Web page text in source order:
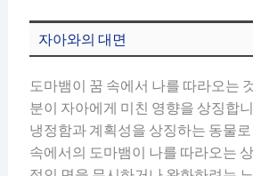
자아와의 대면
도마뱀이 꿈 속에서 나를 따라오는
분이 자아에게 미친 영향을 상징합
냉정함과 계획성을 상징하는 동물
속에서의 도마뱀이 나를 따라오는